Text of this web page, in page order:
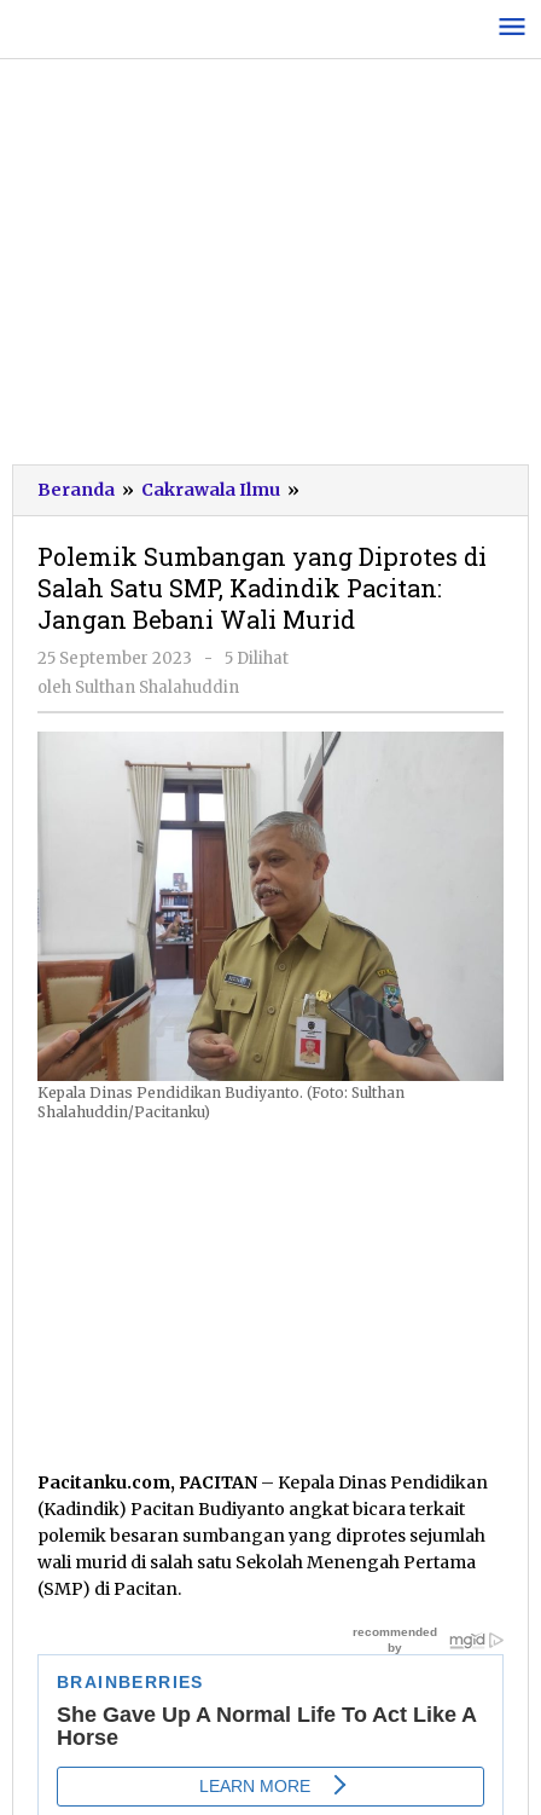
konten
Beranda » Cakrawala Ilmu »
Sumbangan
Diprotes
di
Salah
Pacitan:
Jangan
Bebani
Wali
Murid
Polemik Sumbangan yang Diprotes di
Salah Satu SMP, Kadindik Pacitan:
Jangan Bebani Wali Murid
25 September 2023
oleh
Sulthan
-
5 Dilihat
oleh Sulthan Shalahuddin
Kepala Dinas Pendidikan Budiyanto. (Foto: Sulthan
Shalahuddin/Pacitanku)
Pacitanku.com, PACITAN – Kepala Dinas Pendidikan
(Kadindik) Pacitan Budiyanto angkat bicara terkait
polemik besaran sumbangan yang diprotes sejumlah
wali murid di salah satu Sekolah Menengah Pertama
(SMP) di Pacitan.